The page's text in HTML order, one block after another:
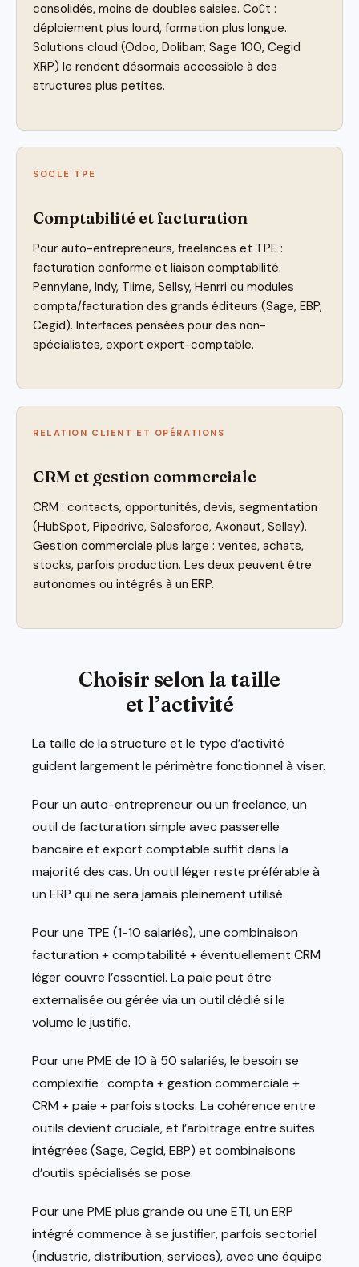
consolidés, moins de doubles saisies. Coût :
déploiement plus lourd, formation plus longue.
Solutions cloud (Odoo, Dolibarr, Sage 100, Cegid
XRP) le rendent désormais accessible à des
structures plus petites.
SOCLE TPE
Comptabilité et facturation
Pour auto-entrepreneurs, freelances et TPE :
facturation conforme et liaison comptabilité.
Pennylane, Indy, Tiime, Sellsy, Henrri ou modules
compta/facturation des grands éditeurs (Sage, EBP,
Cegid). Interfaces pensées pour des non-
spécialistes, export expert-comptable.
RELATION CLIENT ET OPÉRATIONS
CRM et gestion commerciale
CRM : contacts, opportunités, devis, segmentation
(HubSpot, Pipedrive, Salesforce, Axonaut, Sellsy).
Gestion commerciale plus large : ventes, achats,
stocks, parfois production. Les deux peuvent être
autonomes ou intégrés à un ERP.
Choisir selon la taille
et l’activité
La taille de la structure et le type d’activité
guident largement le périmètre fonctionnel à viser.
Pour un auto-entrepreneur ou un freelance, un
outil de facturation simple avec passerelle
bancaire et export comptable suffit dans la
majorité des cas. Un outil léger reste préférable à
un ERP qui ne sera jamais pleinement utilisé.
Pour une TPE (1-10 salariés), une combinaison
facturation + comptabilité + éventuellement CRM
léger couvre l’essentiel. La paie peut être
externalisée ou gérée via un outil dédié si le
volume le justifie.
Pour une PME de 10 à 50 salariés, le besoin se
complexifie : compta + gestion commerciale +
CRM + paie + parfois stocks. La cohérence entre
outils devient cruciale, et l’arbitrage entre suites
intégrées (Sage, Cegid, EBP) et combinaisons
d’outils spécialisés se pose.
Pour une PME plus grande ou une ETI, un ERP
intégré commence à se justifier, parfois sectoriel
(industrie, distribution, services), avec une équipe